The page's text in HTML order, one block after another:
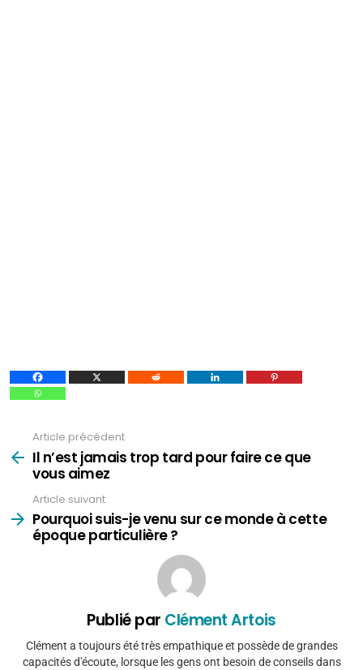
plus
Article précédent
Il n’est jamais trop tard pour faire ce que
vous aimez
Article suivant
Pourquoi suis-je venu sur ce monde à cette
époque particulière ?
Publié par Clément Artois
Clément a toujours été très empathique et possède de grandes
capacités d'écoute, lorsque les gens ont besoin de conseils dans